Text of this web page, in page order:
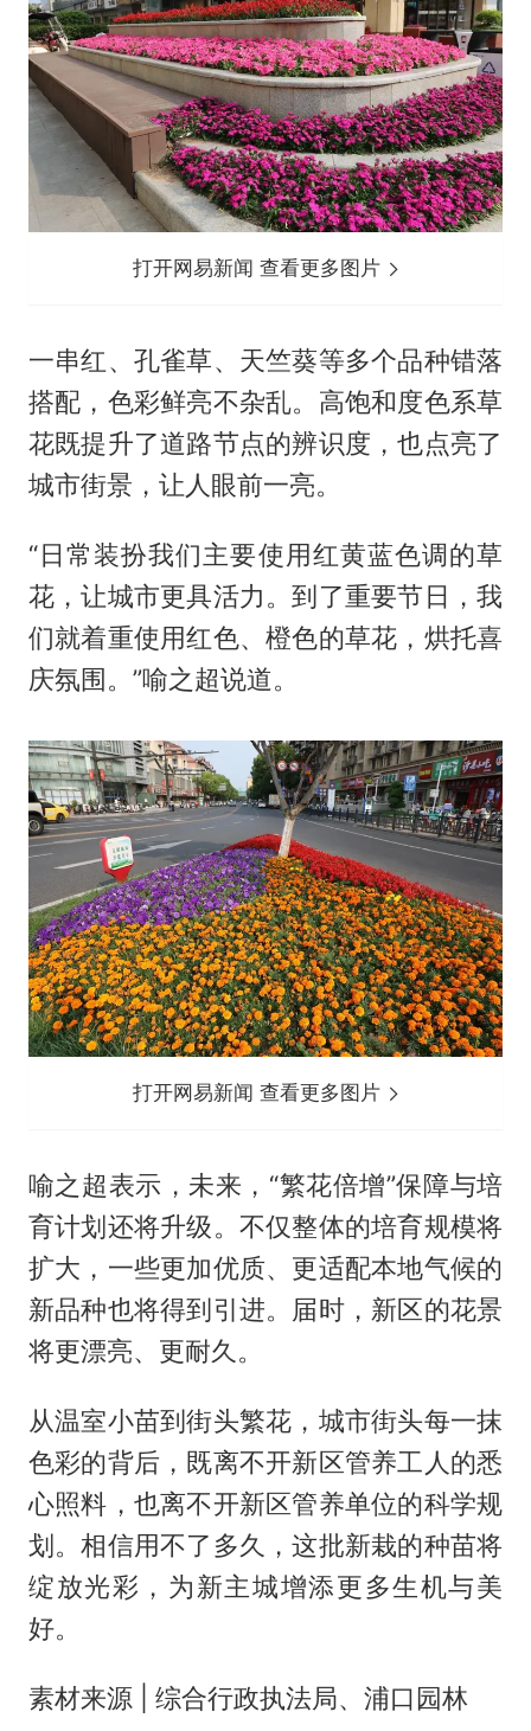
打开网易新闻 查看更多图片
一串红、孔雀草、天竺葵等多个品种错落
搭配，色彩鲜亮不杂乱。高饱和度色系草
花既提升了道路节点的辨识度，也点亮了
城市街景，让人眼前一亮。
“日常装扮我们主要使用红黄蓝色调的草
花，让城市更具活力。到了重要节日，我
们就着重使用红色、橙色的草花，烘托喜
庆氛围。”喻之超说道。
打开网易新闻 查看更多图片
喻之超表示，未来，“繁花倍增”保障与培
育计划还将升级。不仅整体的培育规模将
扩大，一些更加优质、更适配本地气候的
新品种也将得到引进。届时，新区的花景
将更漂亮、更耐久。
从温室小苗到街头繁花，城市街头每一抹
色彩的背后，既离不开新区管养工人的悉
心照料，也离不开新区管养单位的科学规
划。相信用不了多久，这批新栽的种苗将
绽放光彩，为新主城增添更多生机与美
好。
素材来源 | 综合行政执法局、浦口园林